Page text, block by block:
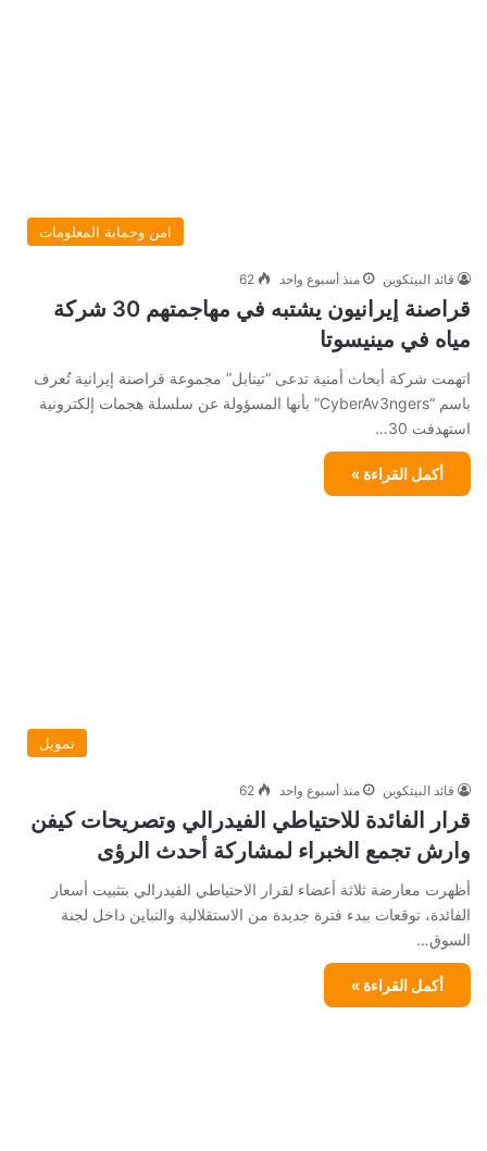
امن وحماية المعلومات
قائد البيتكوين منذ أسبوع واحد 62
قراصنة إيرانيون يشتبه في مهاجمتهم 30 شركة
مياه في مينيسوتا
اتهمت شركة أبحاث أمنية تدعى “تينابل” مجموعة قراصنة إيرانية تُعرف
باسم “CyberAv3ngers” بأنها المسؤولة عن سلسلة هجمات إلكترونية
استهدفت 30…
أكمل القراءة »
تمويل
قائد البيتكوين منذ أسبوع واحد 62
قرار الفائدة للاحتياطي الفيدرالي وتصريحات كيفن
وارش تجمع الخبراء لمشاركة أحدث الرؤى
أظهرت معارضة ثلاثة أعضاء لقرار الاحتياطي الفيدرالي بتثبيت أسعار
الفائدة، توقعات ببدء فترة جديدة من الاستقلالية والتباين داخل لجنة
السوق…
أكمل القراءة »